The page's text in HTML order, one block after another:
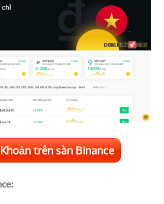
trên sàn Binance